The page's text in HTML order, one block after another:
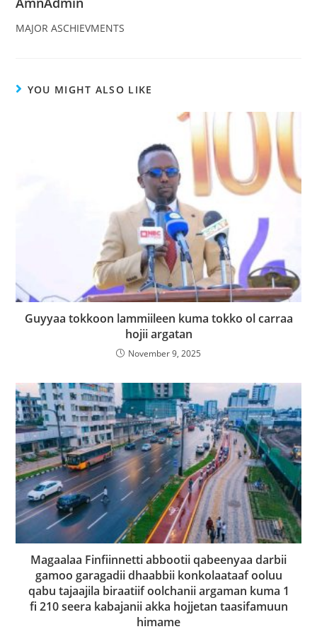
MAJOR ASCHIEVMENTS
YOU MIGHT ALSO LIKE
Guyyaa tokkoon lammiileen kuma tokko ol carraa
hojii argatan
November 9, 2025
Magaalaa Finfiinnetti abbootii qabeenyaa darbii
gamoo garagadii dhaabbii konkolaataaf ooluu
qabu tajaajila biraatiif oolchanii argaman kuma 1
fi 210 seera kabajanii akka hojjetan taasifamuun
himame